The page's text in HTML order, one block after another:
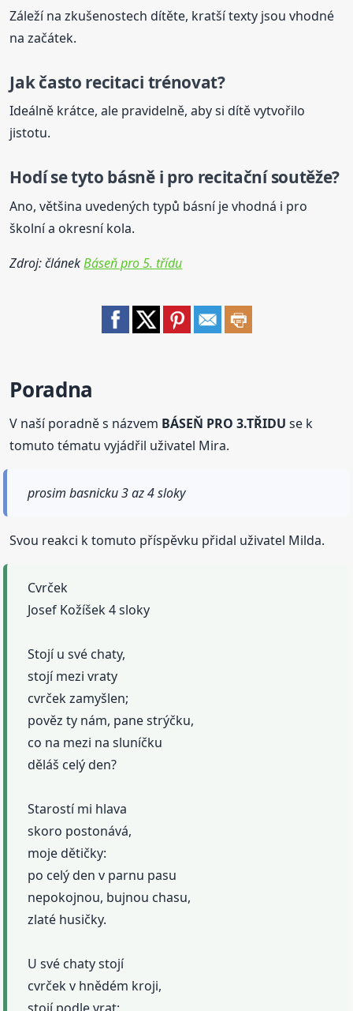
Záleží na zkušenostech dítěte, kratší texty jsou vhodné
na začátek.
Jak často recitaci trénovat?
Ideálně krátce, ale pravidelně, aby si dítě vytvořilo
jistotu.
Hodí se tyto básně i pro recitační soutěže?
Ano, většina uvedených typů básní je vhodná i pro
školní a okresní kola.
Zdroj: článekBáseň pro 5. třídu
Poradna
V naší poradně s názvem BÁSEŇ PRO 3.TŘIDU se k
tomuto tématu vyjádřil uživatel Mira.
prosim basnicku 3 az 4 sloky
Svou reakci k tomuto příspěvku přidal uživatel Milda.
Cvrček
Josef Kožíšek 4 sloky
Stojí u své chaty,
stojí mezi vraty
cvrček zamyšlen;
pověz ty nám, pane strýčku,
co na mezi na sluníčku
děláš celý den?
Starostí mi hlava
skoro postonává,
moje dětičky:
po celý den v parnu pasu
nepokojnou, bujnou chasu,
zlaté husičky.
U své chaty stojí
cvrček v hnědém kroji,
stojí podle vrat;